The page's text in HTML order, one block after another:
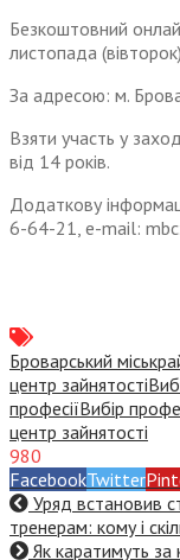
Безкоштовний
листопада
За адресою: м.
Взяти участь у
від 14 років.
Додаткову
6-64-21, e-mail:
Броварський
центр зайнятості
професіїВибір
центр зайнятості
980
FacebookTwitter
Уряд встановив
тренерам: кому і
Як каратимуть за